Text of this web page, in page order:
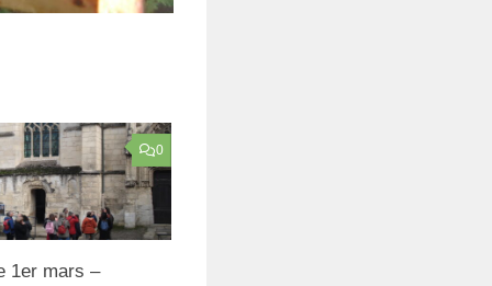
0
1er mars –